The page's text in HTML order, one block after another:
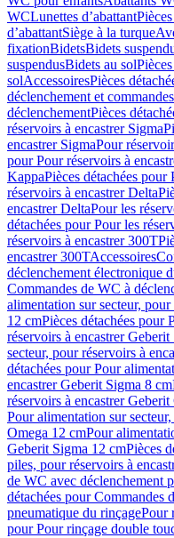
WCLunettes d’abattant
d’abattantSiège à la turque
fixationBidetsBidets
suspendusBidets au sol
solAccessoiresPièces
déclenchement et
déclenchementPièces
réservoirs à encastrer Sigma
encastrer SigmaPour
pour Pour réservoirs à
KappaPièces détachées pour
réservoirs à encastrer Delta
encastrer DeltaPour les
détachées pour Pour les
réservoirs à encastrer 300T
encastrer 300TAccessoires
déclenchement électronique
Commandes de WC à
alimentation sur secteur,
12 cmPièces détachées pour
réservoirs à encastrer
secteur, pour réservoirs à
détachées pour Pour
encastrer Geberit Sigma 8 cm
réservoirs à encastrer
Pour alimentation sur
Omega 12 cmPour
Geberit Sigma 12 cmPièces
piles, pour réservoirs à
de WC avec déclenchement
détachées pour Commandes
pneumatique du rinçagePour
pour Pour rinçage double